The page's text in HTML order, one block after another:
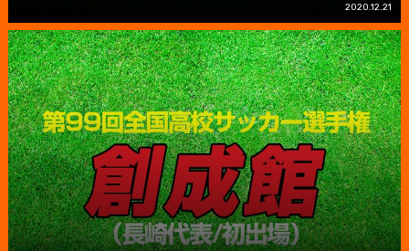
2020.12.21